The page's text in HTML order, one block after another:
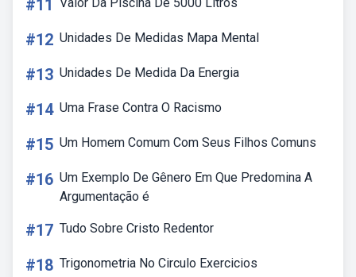
#11
#12 Unidades De Medidas Mapa Mental
#13 Unidades De Medida Da Energia
#14 Uma Frase Contra O Racismo
#15 Um Homem Comum Com Seus Filhos Comuns
#16 Um Exemplo De Gênero Em Que Predomina A
Argumentação é
#17 Tudo Sobre Cristo Redentor
#18 Trigonometria No Circulo Exercicios